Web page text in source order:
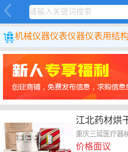
机械仪器仪表仪器仪表用结
江北药材烘
重庆三延医疗器
价格面议